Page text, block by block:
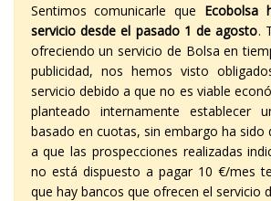
Sentimos comunicarle que Ecobolsa
servicio desde el pasado 1 de agosto.
ofreciendo un servicio de Bolsa en
publicidad, nos hemos visto
servicio debido a que no es viable
planteado internamente establecer
basado en cuotas, sin embargo ha sido
a que las prospecciones realizadas
no está dispuesto a pagar 10 €/mes
que hay bancos que ofrecen el servicio